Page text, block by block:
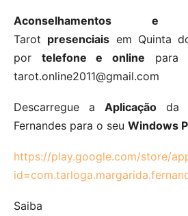
Aconselhamentos e
Tarot presenciais em Quinta
por telefone e online para
tarot.online2011@gmail.com
Descarregue a Aplicação da
Fernandes para o seu Windows
https://play.google.com/store/
Saiba